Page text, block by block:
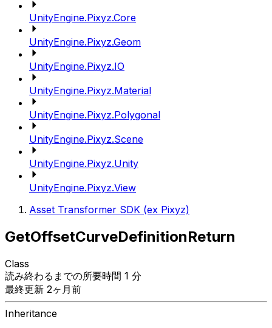
UnityEngine.Pixyz.Core
UnityEngine.Pixyz.Geom
UnityEngine.Pixyz.IO
UnityEngine.Pixyz.Material
UnityEngine.Pixyz.Polygonal
UnityEngine.Pixyz.Scene
UnityEngine.Pixyz.Unity
UnityEngine.Pixyz.View
Asset Transformer SDK (ex Pixyz)
GetOffsetCurveDefinitionReturn
Class
読み終わるまでの所要時間 1 分
最終更新 2ヶ月前
Inheritance